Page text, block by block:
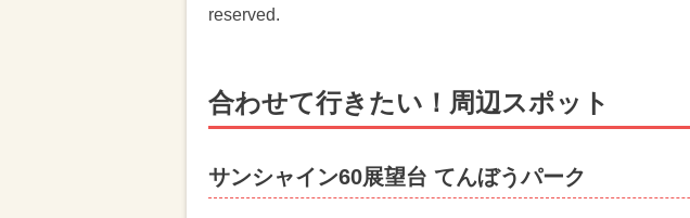
reserved.
合わせて行きたい！周辺スポット
サンシャイン60展望台 てんぼうパーク